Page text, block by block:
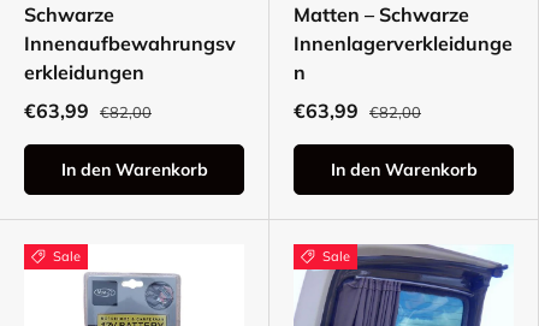
Schwarze
Innenaufbewahrungsv
erkleidungen
€63,99
€82,00
In den Warenkorb
Matten – Schwarze
Innenlagerverkleidunge
n
€63,99
€82,00
In den Warenkorb
Sale Sale